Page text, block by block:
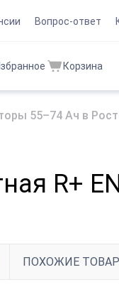
Вопрос-ответ
Корзина
55–74 Ач в
R+
ПОХОЖИЕ